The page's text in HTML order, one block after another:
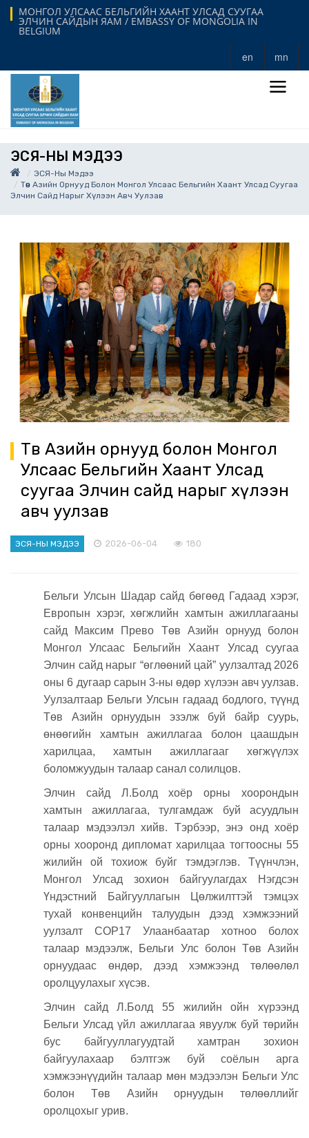
МОНГОЛ УЛСААС БЕЛЬГИЙН ХААНТ УЛСАД СУУГАА
ЭЛЧИН САЙДЫН ЯАМ / EMBASSY OF MONGOLIA IN
BELGIUM
en mn
ЭСЯ-НЫ МЭДЭЭ
ЭСЯ-Ны Мэдээ
Төв Азийн Орнууд Болон Монгол Улсаас Бельгийн Хаант Улсад Суугаа
Элчин Сайд Нарыг Хүлээн Авч Уулзав
Төв Азийн орнууд болон Монгол
Улсаас Бельгийн Хаант Улсад
суугаа Элчин сайд нарыг хүлээн
авч уулзав
ЭСЯ-НЫ МЭДЭЭ 2026-06-04 180
Бельги Улсын Шадар сайд бөгөөд Гадаад хэрэг,
Европын хэрэг, хөгжлийн хамтын ажиллагааны
сайд Максим Прево Төв Азийн орнууд болон
Монгол Улсаас Бельгийн Хаант Улсад суугаа
Элчин сайд нарыг “өглөөний цай” уулзалтад 2026
оны 6 дугаар сарын 3-ны өдөр хүлээн авч уулзав.
Уулзалтаар Бельги Улсын гадаад бодлого, түүнд
Төв Азийн орнуудын эзэлж буй байр суурь,
өнөөгийн хамтын ажиллагаа болон цаашдын
харилцаа, хамтын ажиллагааг хөгжүүлэх
боломжуудын талаар санал солилцов.
Элчин сайд Л.Болд хоёр орны хоорондын
хамтын ажиллагаа, тулгамдаж буй асуудлын
талаар мэдээлэл хийв. Тэрбээр, энэ онд хоёр
орны хооронд дипломат харилцаа тогтоосны 55
жилийн ой тохиож буйг тэмдэглэв. Түүнчлэн,
Монгол Улсад зохион байгуулагдах Нэгдсэн
Үндэстний Байгууллагын Цөлжилттэй тэмцэх
тухай конвенцийн талуудын дээд хэмжээний
уулзалт COP17 Улаанбаатар хотноо болох
талаар мэдээлж, Бельги Улс болон Төв Азийн
орнуудаас өндөр, дээд хэмжээнд төлөөлөл
оролцуулахыг хүсэв.
Элчин сайд Л.Болд 55 жилийн ойн хүрээнд
Бельги Улсад үйл ажиллагаа явуулж буй төрийн
бус байгууллагуудтай хамтран зохион
байгуулахаар бэлтгэж буй соёлын арга
хэмжээнүүдийн талаар мөн мэдээлэн Бельги Улс
болон Төв Азийн орнуудын төлөөллийг
оролцохыг урив.